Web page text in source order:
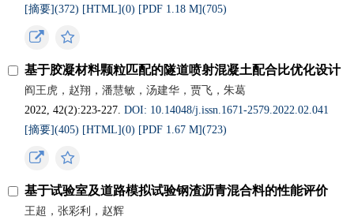
[摘要](372) [HTML](0) [PDF 1.18 M](705)
基于胶凝材料颗粒匹配的隧道喷射混凝土配合比优化设计
阎王虎，赵翔，潘慧敏，汤建华，贾飞，朱葛
2022, 42(2):223-227.DOI: 10.14048/j.issn.1671-2579.2022.02.041
[摘要](405) [HTML](0) [PDF 1.67 M](723)
基于试验室及道路模拟试验钢渣沥青混合料的性能评价
王超，张彩利，赵辉